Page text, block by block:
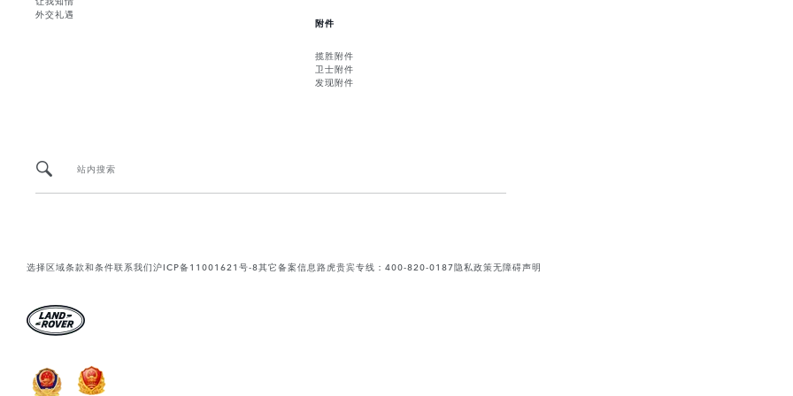
外交礼遇
附件
揽胜附件
卫士附件
发现附件
站内搜索
选择区域条款和条件联系我们沪ICP备11001621号-8其它备案信息路虎贵宾专线：400-820-0187隐私政策无障碍声明